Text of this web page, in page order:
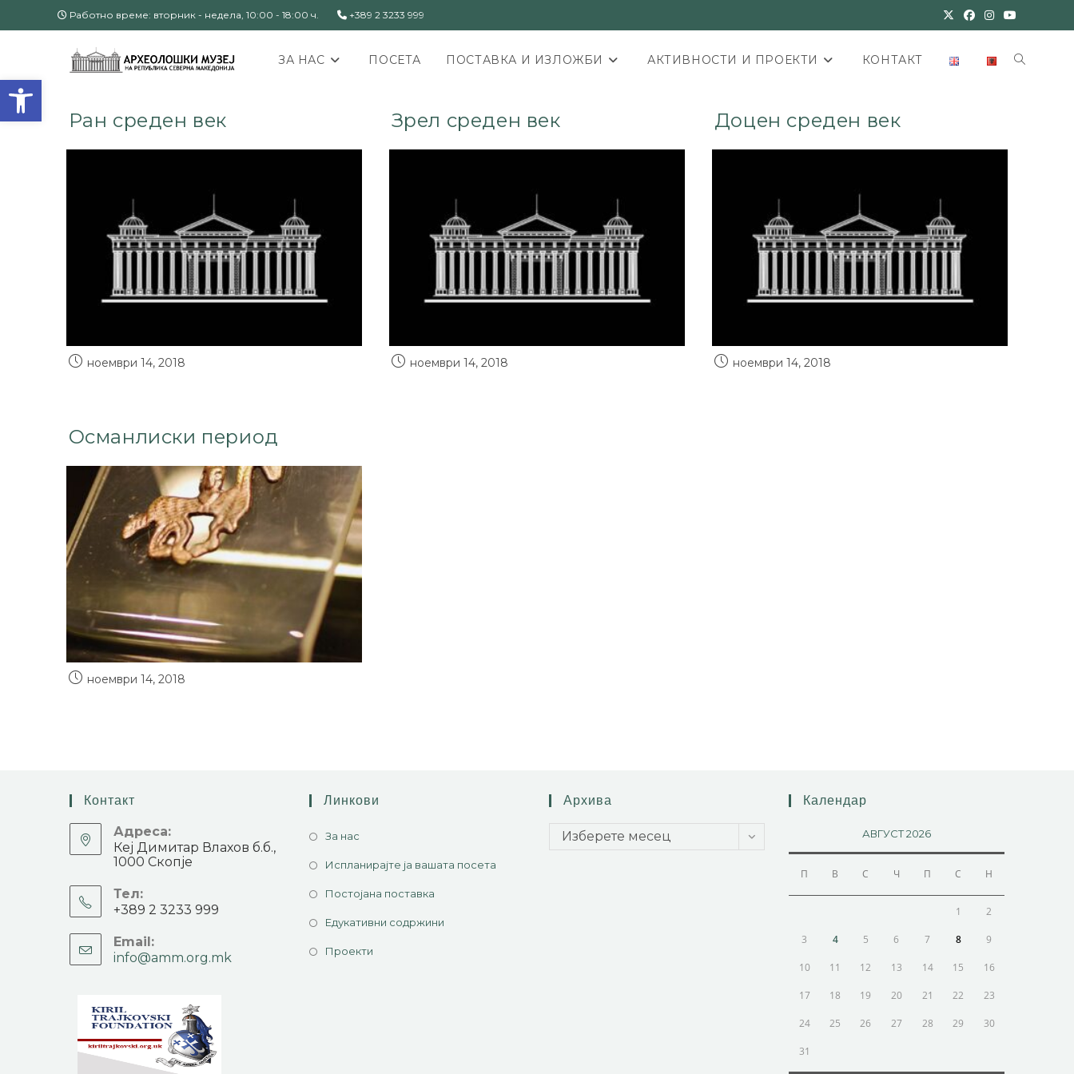
Open toolbar
Работно време: вторник - недела, 10:00 - 18:00 ч. +389 2 3233 999
ЗА НАС ПОСЕТА ПОСТАВКА И ИЗЛОЖБИ АКТИВНОСТИ И ПРОЕКТИ КОНТАКТ
Ран среден век
ноември 14, 2018
Зрел среден век
ноември 14, 2018
Доцен среден век
ноември 14, 2018
Османлиски период
ноември 14, 2018
Контакт
Адреса:
Кеј Димитар Влахов б.б.,
1000 Скопје
Тел:
+389 2 3233 999
Email:
info@amm.org.mk
Линкови
За нас
Испланирајте ја вашата посета
Постојана поставка
Едукативни содржини
Проекти
Архива
Изберете месец
Календар
АВГУСТ 2026
П В С Ч П С Н
1 2
3 4 5 6 7 8 9
10 11 12 13 14 15 16
17 18 19 20 21 22 23
24 25 26 27 28 29 30
31